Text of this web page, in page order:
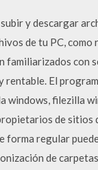
y descargar
de tu PC,
familiarizados con
rentable. El
windows, filezilla
de sitios
forma regular
de